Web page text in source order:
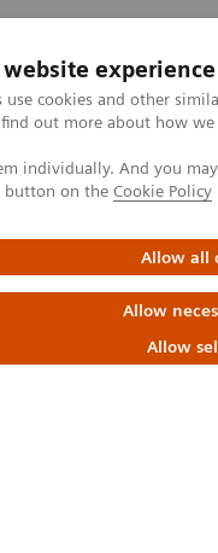
experience
cookies and other
find out more about how
individually. And you
button on the Cookie Policy
Allow all
Allow
Allow
cliniques
Patient Access